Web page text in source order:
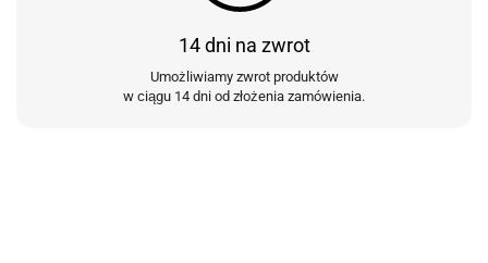
14 dni na zwrot
Umożliwiamy zwrot produktów
w ciągu 14 dni od złożenia zamówienia.